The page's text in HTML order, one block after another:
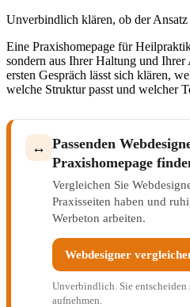
Unverbindlich klären, ob der Ansatz
Eine Praxishomepage für
sondern aus Ihrer Haltung und
ersten Gespräch lässt sich klären,
welche Struktur passt und welcher
↔ Passenden
Praxishomepage
Vergleichen Sie
Praxisseiten haben und
Werbeton arbeiten.
Webdesigner
Unverbindlich. Sie
aufnehmen.